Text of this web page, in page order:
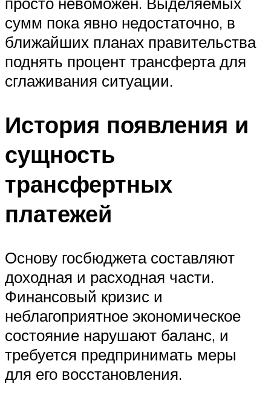
сумм пока явно недостаточно, в
ближайших планах правительства
поднять процент трансферта для
сглаживания ситуации.
История появления и
сущность
трансфертных
платежей
Основу госбюджета составляют
доходная и расходная части.
Финансовый кризис и
неблагоприятное экономическое
состояние нарушают баланс, и
требуется предпринимать меры
для его восстановления.